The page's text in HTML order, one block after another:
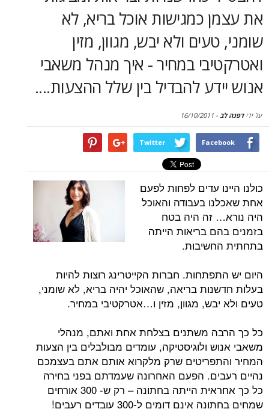
כמגישות אוכל בריא, לא
ולא יבש, מגוון, מזין
במחיר - איך מנהל משאבי
להבדיל בין שלל ההצעות....
16/10/2011
Twitter
עדים לפחות לפעם
בעבודה והאוכל
זה היה בטח
בריאות הייתה
חברות הקייטרינג רוצות להיות
בריאה, שהאוכל יהיה בריא, לא שומני,
מגוון, מזין ו…אטרקטיבי במחיר.
משתנים בצלחת אחת ואתם, מנהלי
ולוגיסטיקה, עומדים מבולבלים בין הצעות
שרק מלקרוא אותם אתם בעצמכם
הפעם האחרונה שעמדתם בפני בחירה
כל כך אחראית הייתה בחתונה – רק ש- 300 אורחים
דומים ל-300 עובדים רעבים!